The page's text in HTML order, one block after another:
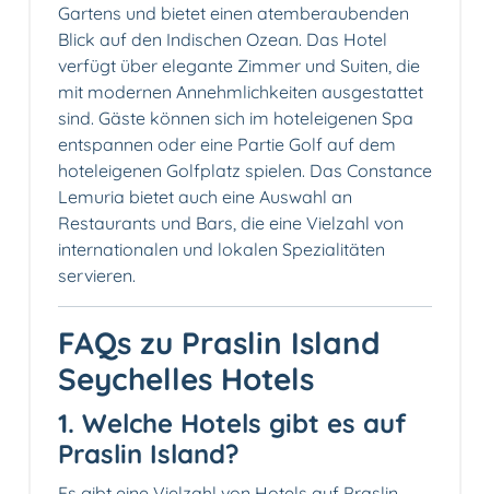
Gartens und bietet einen atemberaubenden
Blick auf den Indischen Ozean. Das Hotel
verfügt über elegante Zimmer und Suiten, die
mit modernen Annehmlichkeiten ausgestattet
sind. Gäste können sich im hoteleigenen Spa
entspannen oder eine Partie Golf auf dem
hoteleigenen Golfplatz spielen. Das Constance
Lemuria bietet auch eine Auswahl an
Restaurants und Bars, die eine Vielzahl von
internationalen und lokalen Spezialitäten
servieren.
FAQs zu Praslin Island
Seychelles Hotels
1. Welche Hotels gibt es auf
Praslin Island?